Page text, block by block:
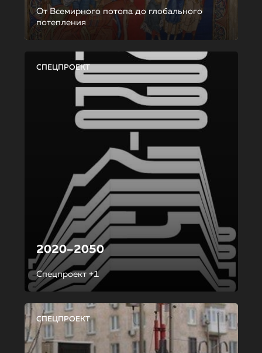
От Всемирного потопа до глобального
потепления
СПЕЦПРОЕКТ
2020–2050
Спецпроект +1
СПЕЦПРОЕКТ